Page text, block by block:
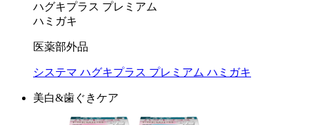
ハグキプラス プレミアム
ハミガキ
医薬部外品
システマ ハグキプラス プレミアム ハミガキ
美白&歯ぐきケア